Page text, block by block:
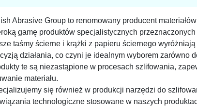
Abrasive Group to renomowany producent
gamę produktów specjalistycznych przeznaczonych
taśmy ścierne i krążki z papieru ściernego
działania, co czyni je idealnym wyborem zarówno
te są niezastąpione w procesach szlifowania,
materiału.
się również w produkcji narzędzi do
technologiczne stosowane w naszych